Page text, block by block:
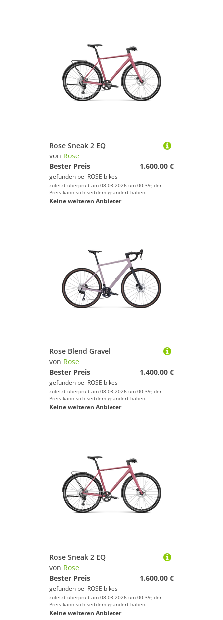
Rose Sneak 2 EQ
von Rose
Bester Preis
1.600,00 €
gefunden bei ROSE bikes
zuletzt überprüft am 08.08.2026 um 00:39; der
Preis kann sich seitdem geändert haben.
Keine weiteren Anbieter
Rose Blend Gravel
von Rose
Bester Preis
1.400,00 €
gefunden bei ROSE bikes
zuletzt überprüft am 08.08.2026 um 00:39; der
Preis kann sich seitdem geändert haben.
Keine weiteren Anbieter
Rose Sneak 2 EQ
von Rose
Bester Preis
1.600,00 €
gefunden bei ROSE bikes
zuletzt überprüft am 08.08.2026 um 00:39; der
Preis kann sich seitdem geändert haben.
Keine weiteren Anbieter